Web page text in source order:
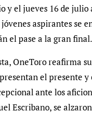
y el jueves 16 de
jóvenes aspirantes se
el pase a la gran final.
OneToro reafirma
el presente
ante los
Escribano, se